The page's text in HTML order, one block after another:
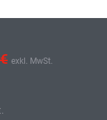
exkl. MwSt.